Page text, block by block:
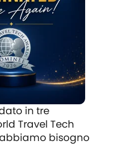
in tre
Travel Tech
bisogno